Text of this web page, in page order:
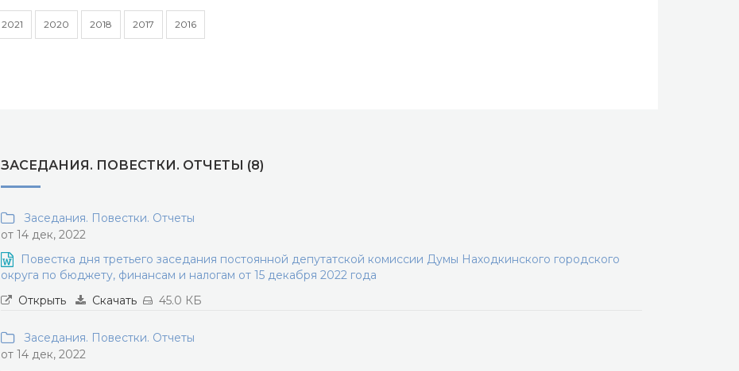
2021 2020 2018 2017 2016
ЗАСЕДАНИЯ. ПОВЕСТКИ. ОТЧЕТЫ (8)
Заседания. Повестки. Отчеты
от 14 дек, 2022
Повестка дня третьего заседания постоянной депутатской комиссии Думы Находкинского городского
округа по бюджету, финансам и налогам от 15 декабря 2022 года
Открыть
Скачать 45.0 КБ
Заседания. Повестки. Отчеты
от 14 дек, 2022